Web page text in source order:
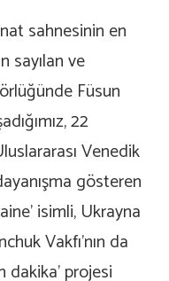
sahnesinin en
sayılan ve
Füsun
22
Venedik
gösteren
’ isimli, Ukrayna
Vakfı’nın da
dakika’ projesi